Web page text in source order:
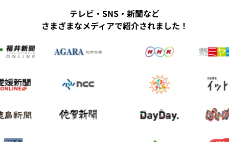
テレビ・SNS・新聞など
さまざまなメディアで紹介されました！